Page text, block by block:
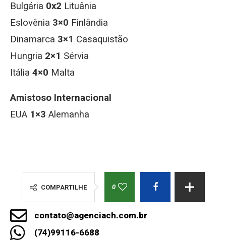
Bulgária 0x2 Lituânia
Eslovênia 3×0 Finlândia
Dinamarca 3×1 Casaquistão
Hungria 2×1 Sérvia
Itália 4×0 Malta
Amistoso Internacional
EUA 1×3 Alemanha
COMPARTILHE 0
contato@agenciach.com.br
(74)99116-6688